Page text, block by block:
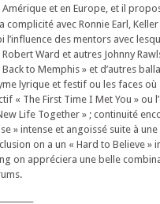
Amérique et en Europe, et il
complicité avec Ronnie Earl,
l’influence des mentors avec
Ward et autres Johnny
to Memphis » et d’autres
lyrique et festif ou les faces où
« The First Time I Met You » ou
Life Together » ; continuité
» intense et angoissé suite à
on a un « Hard to Believe »
on appréciera une belle